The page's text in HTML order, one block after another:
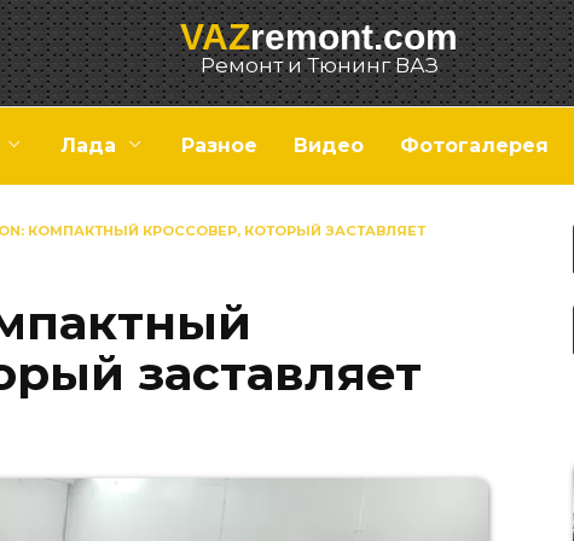
VAZremont.com
Ремонт и Тюнинг ВАЗ
Лада Разное Видео Фотогалерея
КОМПАКТНЫЙ КРОССОВЕР, КОТОРЫЙ ЗАСТАВЛЯЕТ
заставляет